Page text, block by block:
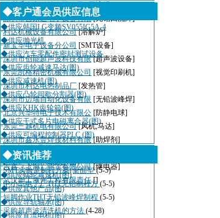
深圳千山利科技有限公司 [回流焊]
·深圳市吉康达电子设备有限 [无铅回流焊]
·利达机械设备有限公司 [溶解炉]
·新宝华电子设备分公司 [SMT设备]
·深圳市创能超声波科技有限 [超声波设备]
·东莞凯格精密机械有限公司 [视觉印刷机]
·深圳市利达电热制品厂 [发热管]
·深圳市迈瑞自动化设备有限 [无铅波峰焊]
·北京兴华特电子技术有限公 [防静电球]
·东莞三越机电有限公司 [风机,马达]
·深圳市鑫永豐焊接材料有限 [助焊剂]
·上海克迪迈机电设备有限公
·吉鑫（上海）商贸有限公司 [继电器]
·武汉华工激光工程有限责任 []
◆客户通会员供应信息
◆供应韩国LG变频SV055IG5A-4
◆供应抛光机
◆供应汽车零配件密封测试设备
◆供应齿轮减速马达(图)
◆供应减速机(图)
◆供应凸轮间歇分割器(图)
◆供应KHK齿轮箱(图)
◆供应干式多片电磁离合器(图)
◆供应可编程控制器PLC (图)
◆供应人机界面(图)
◆供应气密测试设备(图)
◆供应蜗轮减速机(图)
◆供应其他产品(图)
◆供应导轨轴承(图)
◆供应直流电机(图)
◆资讯推荐
·SMT实验室制程方案(桌面型(5-5)
·中小型电子厂THT无铅制程方 (5-5)
·短脚作业THT无铅波峰焊制程 (5-5)
·采购超声波清洗机的方法 (4-28)